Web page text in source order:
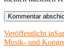
Veröffentlicht in
Musik- und